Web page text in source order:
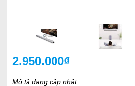
2.950.000₫
Mô tả đang cập nhật